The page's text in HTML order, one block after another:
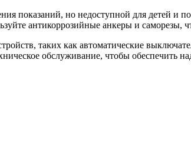
показаний, но недоступной для детей и
антикоррозийные анкеры и саморезы,
таких как автоматические
обслуживание, чтобы